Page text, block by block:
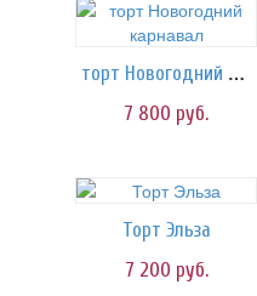
торт Новогодний карнавал
7 800 руб.
Торт Эльза
7 200 руб.